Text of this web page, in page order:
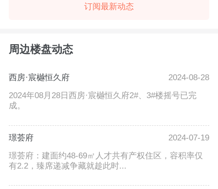
订阅最新动态
周边楼盘动态
西房·宸樾恒久府
2024-08-28
2024年08月28日西房·宸樾恒久府2#、3#楼摇号已完
成。
璟荟府
2024-07-19
璟荟府：建面约48-69㎡人才共有产权住区，容积率仅
有2.2，臻席递减争藏就趁此时...